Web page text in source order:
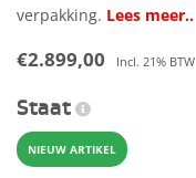
verpakking. Lees meer..
€2.899,00 Incl. 21% BTW
Staat
NIEUW ARTIKEL